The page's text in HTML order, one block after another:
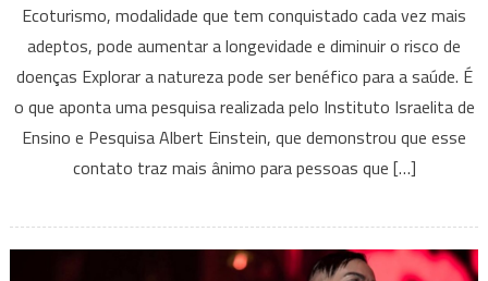
com
a
natureza
faz
bem
Ecoturismo, modalidade que tem conquistado cada vez mais
adeptos, pode aumentar a longevidade e diminuir o risco de
doenças Explorar a natureza pode ser benéfico para a saúde. É
o que aponta uma pesquisa realizada pelo Instituto Israelita de
Ensino e Pesquisa Albert Einstein, que demonstrou que esse
contato traz mais ânimo para pessoas que […]